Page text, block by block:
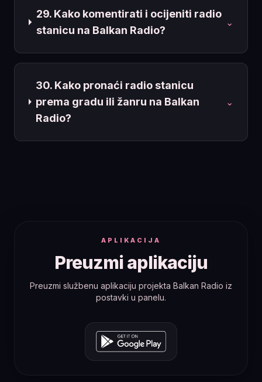
29. Kako komentirati i ocijeniti radio
stanicu na Balkan Radio?
⌄
30. Kako pronaći radio stanicu
prema gradu ili žanru na Balkan
Radio?
⌄
APLIKACIJA
Preuzmi aplikaciju
Preuzmi službenu aplikaciju projekta Balkan Radio iz
postavki u panelu.